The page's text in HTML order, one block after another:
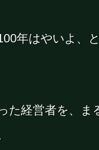
年はやいよ、
た経営者を、ま